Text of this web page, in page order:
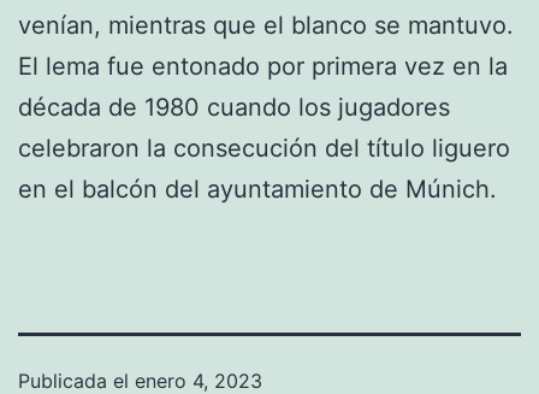
venían, mientras que el blanco se mantuvo.
El lema fue entonado por primera vez en la
década de 1980 cuando los jugadores
celebraron la consecución del título liguero
en el balcón del ayuntamiento de Múnich.
Publicada el enero 4, 2023